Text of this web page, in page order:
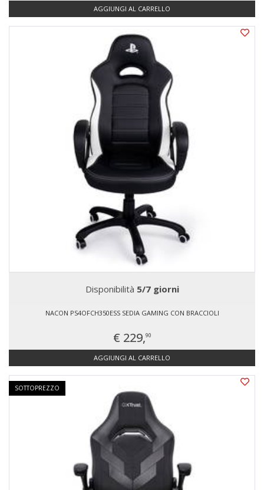
AGGIUNGI AL CARRELLO
Disponibilità 5/7 giorni
NACON PS4OFCH350ESS SEDIA GAMING CON BRACCIOLI
€ 229,90
AGGIUNGI AL CARRELLO
SOTTOPREZZO